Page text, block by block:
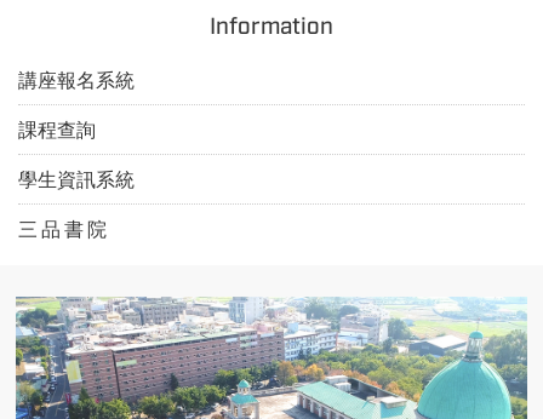
Information
講座報名系統
課程查詢
學生資訊系統
三 品 書 院